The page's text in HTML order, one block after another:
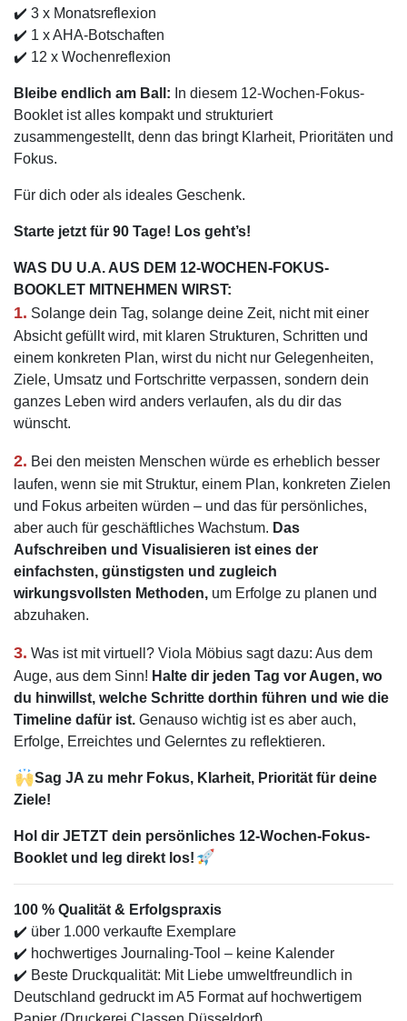
✔️ 3 x Monatsreflexion
✔️ 1 x AHA-Botschaften
✔️ 12 x Wochenreflexion
Bleibe endlich am Ball: In diesem 12-Wochen-Fokus-
Booklet ist alles kompakt und strukturiert
zusammengestellt, denn das bringt Klarheit, Prioritäten und
Fokus.
Für dich oder als ideales Geschenk.
Starte jetzt für 90 Tage! Los geht’s!
WAS DU U.A. AUS DEM 12-WOCHEN-FOKUS-
BOOKLET MITNEHMEN WIRST:
1. Solange dein Tag, solange deine Zeit, nicht mit einer
Absicht gefüllt wird, mit klaren Strukturen, Schritten und
einem konkreten Plan, wirst du nicht nur Gelegenheiten,
Ziele, Umsatz und Fortschritte verpassen, sondern dein
ganzes Leben wird anders verlaufen, als du dir das
wünscht.
2. Bei den meisten Menschen würde es erheblich besser
laufen, wenn sie mit Struktur, einem Plan, konkreten Zielen
und Fokus arbeiten würden – und das für persönliches,
aber auch für geschäftliches Wachstum. Das
Aufschreiben und Visualisieren ist eines der
einfachsten, günstigsten und zugleich
wirkungsvollsten Methoden, um Erfolge zu planen und
abzuhaken.
3. Was ist mit virtuell? Viola Möbius sagt dazu: Aus dem
Auge, aus dem Sinn! Halte dir jeden Tag vor Augen, wo
du hinwillst, welche Schritte dorthin führen und wie die
Timeline dafür ist. Genauso wichtig ist es aber auch,
Erfolge, Erreichtes und Gelerntes zu reflektieren.
Sag JA zu mehr Fokus, Klarheit, Priorität für deine
Ziele!
Hol dir JETZT dein persönliches 12-Wochen-Fokus-
Booklet und leg direkt los!
100 % Qualität & Erfolgspraxis
✔️ über 1.000 verkaufte Exemplare
✔️ hochwertiges Journaling-Tool – keine Kalender
✔️ Beste Druckqualität: Mit Liebe umweltfreundlich in
Deutschland gedruckt im A5 Format auf hochwertigem